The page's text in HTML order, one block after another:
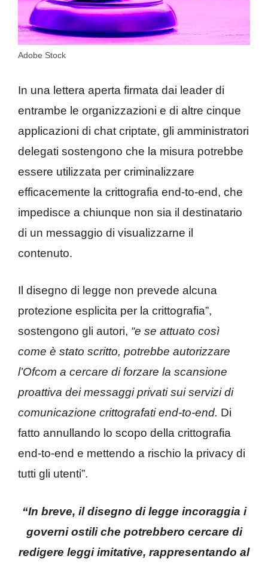
Adobe Stock
In una lettera aperta firmata dai leader di
entrambe le organizzazioni e di altre cinque
applicazioni di chat criptate, gli amministratori
delegati sostengono che la misura potrebbe
essere utilizzata per criminalizzare
efficacemente la crittografia end-to-end, che
impedisce a chiunque non sia il destinatario
di un messaggio di visualizzarne il
contenuto.
Il disegno di legge non prevede alcuna
protezione esplicita per la crittografia”,
sostengono gli autori, “e se attuato così
come è stato scritto, potrebbe autorizzare
l’Ofcom a cercare di forzare la scansione
proattiva dei messaggi privati sui servizi di
comunicazione crittografati end-to-end. Di
fatto annullando lo scopo della crittografia
end-to-end e mettendo a rischio la privacy di
tutti gli utenti”.
“In breve, il disegno di legge incoraggia i
governi ostili che potrebbero cercare di
redigere leggi imitative, rappresentando al